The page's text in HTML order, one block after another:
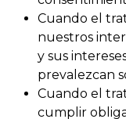
Cuando el
nuestros
y sus
prevalezcan
Cuando el
cumplir